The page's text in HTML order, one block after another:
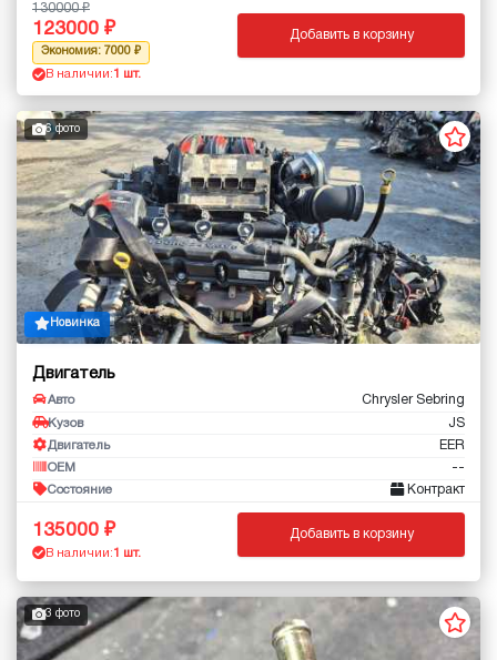
130000
123000
Экономия: 7000
В наличии: 1 шт.
Добавить в корзину
6 фото
Новинка
Двигатель
Авто Chrysler Sebring
Кузов JS
Двигатель EER
OEM --
Состояние Контракт
135000
В наличии: 1 шт.
Добавить в корзину
3 фото